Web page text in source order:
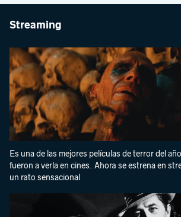
Streaming
Es una de las mejores películas de terror del
fueron a verla en cines. Ahora se estrena en
un rato sensacional